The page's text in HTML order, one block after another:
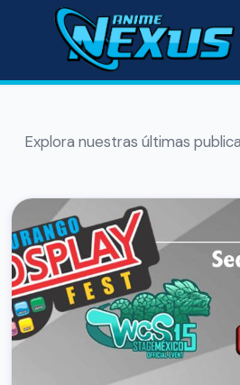
Explora nuestras últimas